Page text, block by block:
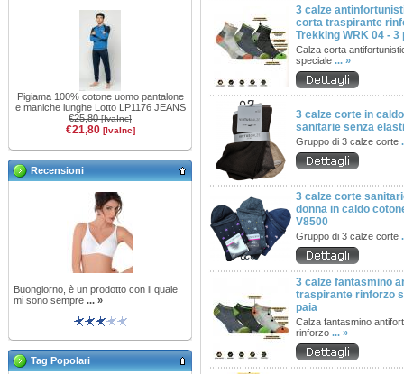
Pigiama 100% cotone uomo pantalone
e maniche lunghe Lotto LP1176 JEANS
€25,80[IvaInc]
€21,80 [IvaInc]
Recensioni
Buongiorno, è un prodotto con il quale
mi sono sempre ... »
Tag Popolari
3 calze
corta traspirante
Trekking WRK 04 - 3
Calza corta
speciale ... »
3 calze corte in
sanitarie senza
Gruppo di 3 calze corte
3 calze corte
donna in caldo
V8500
Gruppo di 3 calze corte
3 calze fantasmino
traspirante rinforzo
paia
Calza fantasmino
rinforzo ... »